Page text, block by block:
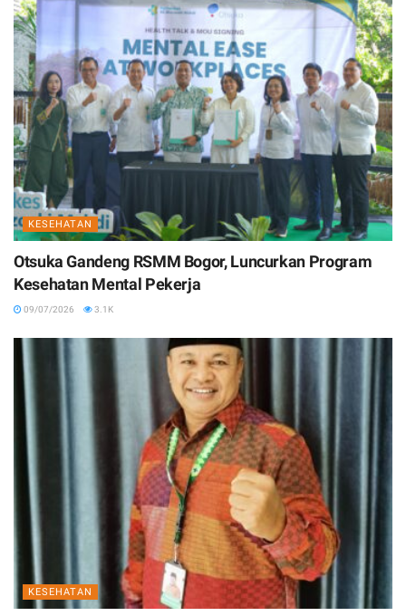
KESEHATAN
Otsuka Gandeng RSMM Bogor, Luncurkan Program
Kesehatan Mental Pekerja
09/07/2026 3.1K
KESEHATAN